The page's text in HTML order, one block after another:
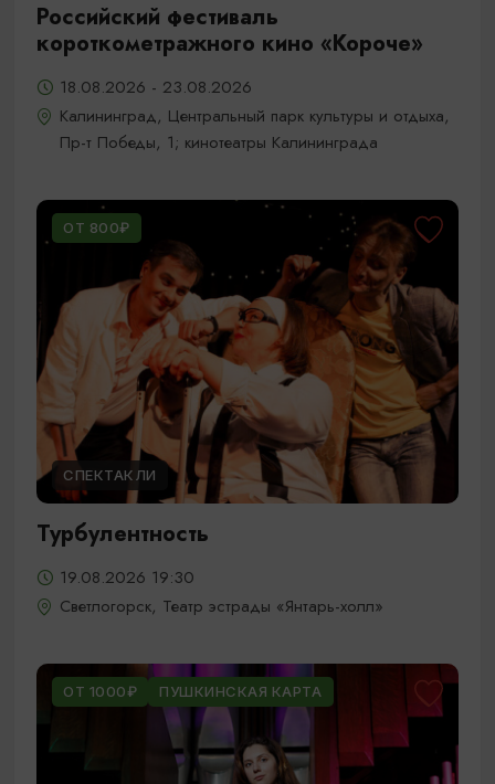
Российский фестиваль
короткометражного кино «Короче»
18.08.2026 - 23.08.2026
Калининград, Центральный парк культуры и отдыха,
Пр-т Победы, 1; кинотеатры Калининграда
ОТ 800₽
СПЕКТАКЛИ
Турбулентность
19.08.2026 19:30
Светлогорск, Театр эстрады «Янтарь-холл»
ОТ 1000₽ ПУШКИНСКАЯ КАРТА